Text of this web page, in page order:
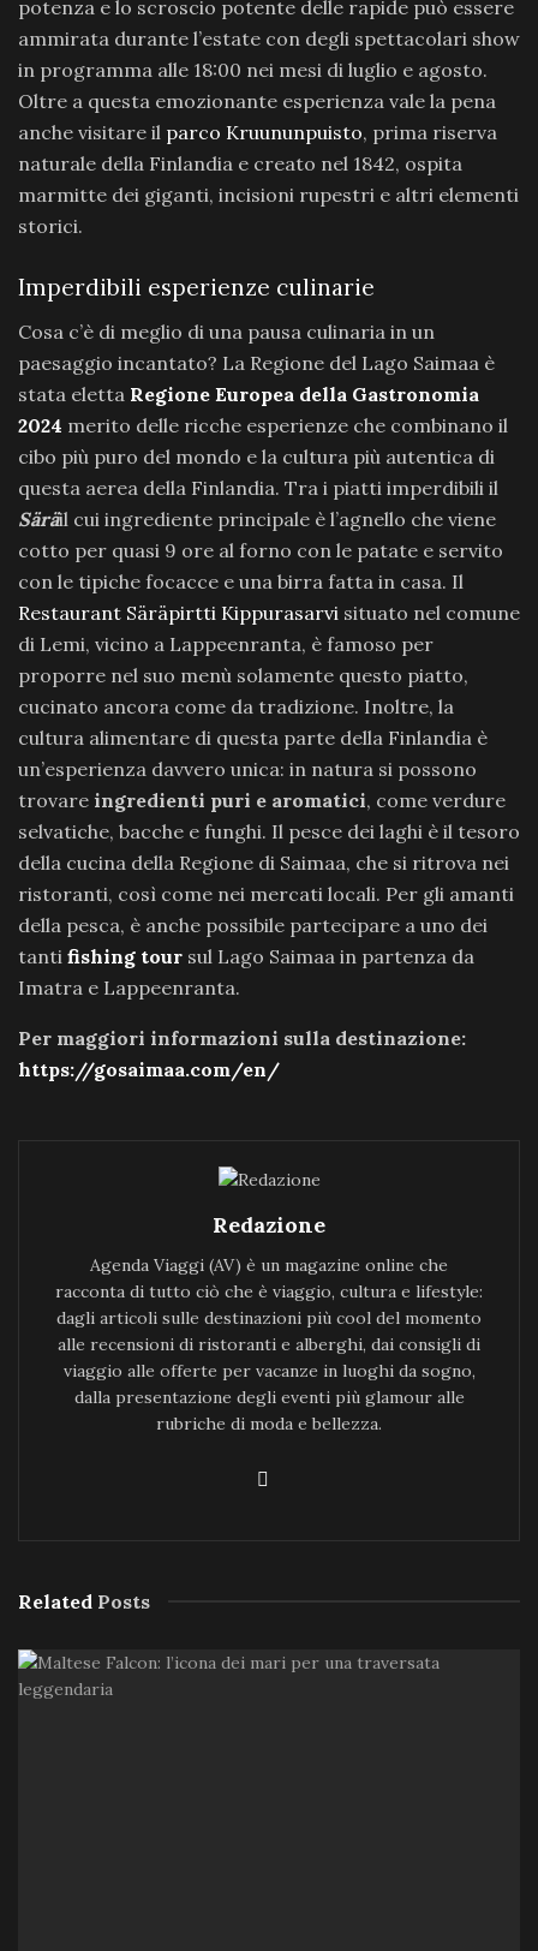
potenza e lo scroscio potente delle rapide può essere
ammirata durante l’estate con degli spettacolari show
in programma alle 18:00 nei mesi di luglio e agosto.
Oltre a questa emozionante esperienza vale la pena
anche visitare il parco Kruununpuisto, prima riserva
naturale della Finlandia e creato nel 1842, ospita
marmitte dei giganti, incisioni rupestri e altri elementi
storici.
Imperdibili esperienze culinarie
Cosa c’è di meglio di una pausa culinaria in un
paesaggio incantato? La Regione del Lago Saimaa è
stata eletta Regione Europea della Gastronomia
2024 merito delle ricche esperienze che combinano il
cibo più puro del mondo e la cultura più autentica di
questa aerea della Finlandia. Tra i piatti imperdibili il
Säräil cui ingrediente principale è l’agnello che viene
cotto per quasi 9 ore al forno con le patate e servito
con le tipiche focacce e una birra fatta in casa. Il
Restaurant Säräpirtti Kippurasarvi situato nel comune
di Lemi, vicino a Lappeenranta, è famoso per
proporre nel suo menù solamente questo piatto,
cucinato ancora come da tradizione. Inoltre, la
cultura alimentare di questa parte della Finlandia è
un’esperienza davvero unica: in natura si possono
trovare ingredienti puri e aromatici, come verdure
selvatiche, bacche e funghi. Il pesce dei laghi è il tesoro
della cucina della Regione di Saimaa, che si ritrova nei
ristoranti, così come nei mercati locali. Per gli amanti
della pesca, è anche possibile partecipare a uno dei
tanti fishing tour sul Lago Saimaa in partenza da
Imatra e Lappeenranta.
Per maggiori informazioni sulla destinazione:
https://gosaimaa.com/en/
Redazione
Agenda Viaggi (AV) è un magazine online che
racconta di tutto ciò che è viaggio, cultura e lifestyle:
dagli articoli sulle destinazioni più cool del momento
alle recensioni di ristoranti e alberghi, dai consigli di
viaggio alle offerte per vacanze in luoghi da sogno,
dalla presentazione degli eventi più glamour alle
rubriche di moda e bellezza.
Related Posts